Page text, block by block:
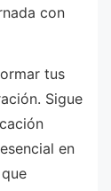
con
tus
Sigue
en